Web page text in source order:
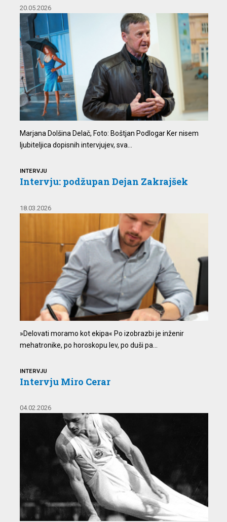
20.05.2026
Marjana Dolšina Delač, Foto: Boštjan Podlogar Ker nisem
ljubiteljica dopisnih intervjujev, sva...
INTERVJU
Intervju: podžupan Dejan Zakrajšek
18.03.2026
»Delovati moramo kot ekipa« Po izobrazbi je inženir
mehatronike, po horoskopu lev, po duši pa...
INTERVJU
Intervju Miro Cerar
04.02.2026